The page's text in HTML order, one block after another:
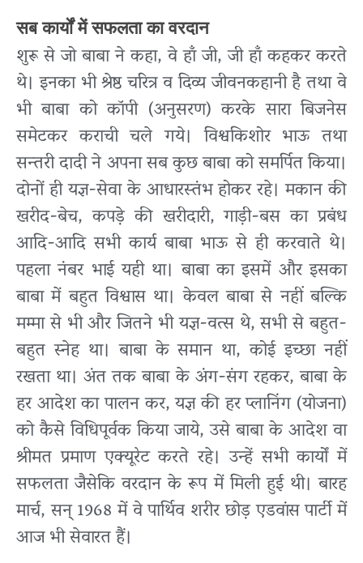
सब कार्यों में सफलता का वरदान
शुरू से जो बाबा ने कहा, वे हाँ जी, जी हाँ कहकर करते
थे। इनका भी श्रेष्ठ चरित्र व दिव्य जीवनकहानी है तथा वे
भी बाबा को कॉपी (अनुसरण) करके सारा बिजनेस
समेटकर कराची चले गये। विश्वकिशोर भाऊ तथा
सन्तरी दादी ने अपना सब कुछ बाबा को समर्पित किया।
दोनों ही यज्ञ-सेवा के आधारस्तंभ होकर रहे। मकान की
खरीद-बेच, कपड़े की खरीदारी, गाड़ी-बस का प्रबंध
आदि-आदि सभी कार्य बाबा भाऊ से ही करवाते थे।
पहला नंबर भाई यही था। बाबा का इसमें और इसका
बाबा में बहुत विश्वास था। केवल बाबा से नहीं बल्कि
मम्मा से भी और जितने भी यज्ञ-वत्स थे, सभी से बहुत-
बहुत स्नेह था। बाबा के समान था, कोई इच्छा नहीं
रखता था। अंत तक बाबा के अंग-संग रहकर, बाबा के
हर आदेश का पालन कर, यज्ञ की हर प्लानिंग (योजना)
को कैसे विधिपूर्वक किया जाये, उसे बाबा के आदेश वा
श्रीमत प्रमाण एक्यूरेट करते रहे। उन्हें सभी कार्यों में
सफलता जैसेकि वरदान के रूप में मिली हुई थी। बारह
मार्च, सन् 1968 में वे पार्थिव शरीर छोड़ एडवांस पार्टी में
आज भी सेवारत हैं।